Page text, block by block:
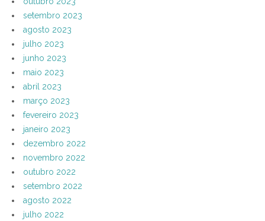
setembro 2023
agosto 2023
julho 2023
junho 2023
maio 2023
abril 2023
março 2023
fevereiro 2023
janeiro 2023
dezembro 2022
novembro 2022
outubro 2022
setembro 2022
agosto 2022
julho 2022